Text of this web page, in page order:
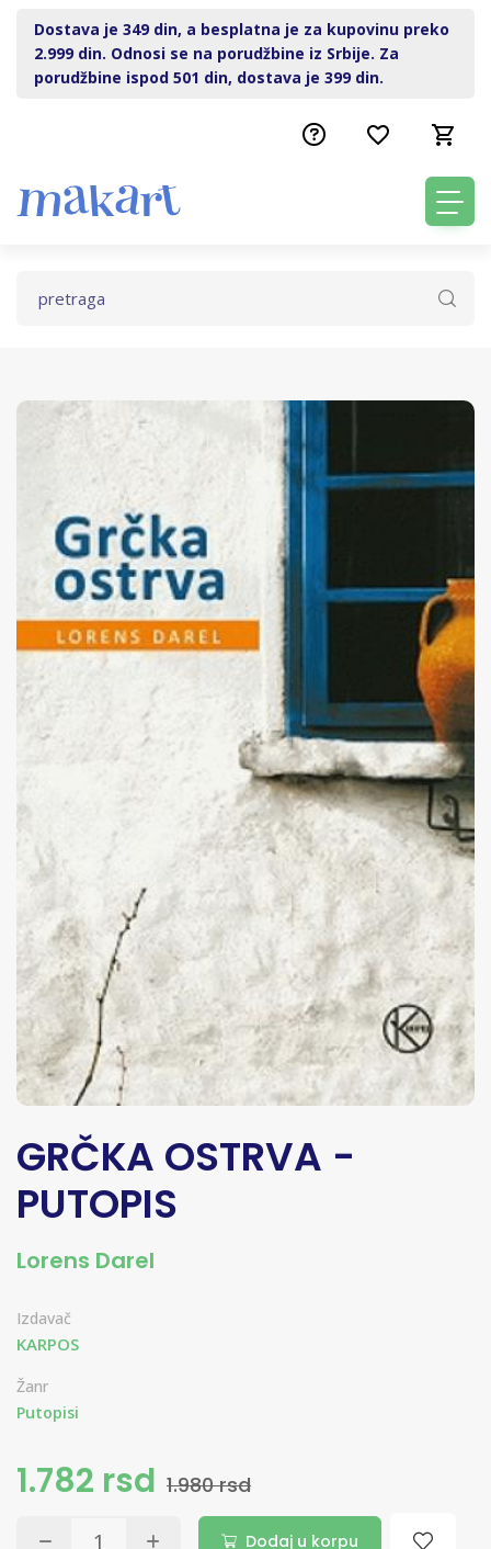
Dostava je 349 din, a besplatna je za kupovinu preko
2.999 din. Odnosi se na porudžbine iz Srbije. Za
porudžbine ispod 501 din, dostava je 399 din.
GRČKA OSTRVA -
PUTOPIS
Lorens Darel
Izdavač
KARPOS
Žanr
Putopisi
1.782 rsd 1.980 rsd
Dodaj u korpu